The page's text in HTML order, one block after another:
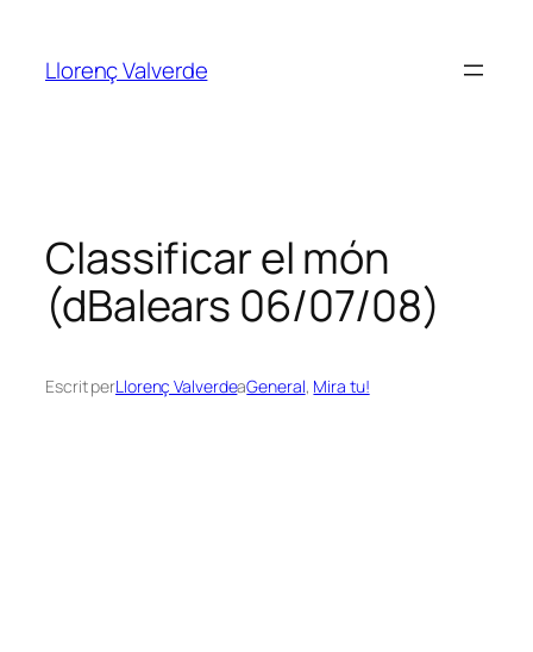
contingut
Llorenç Valverde
Classificar el món
(dBalears 06/07/08)
Escrit perLlorenç ValverdeaGeneral, Mira tu!